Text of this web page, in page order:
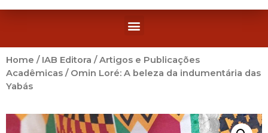
Home / IAB Editora /Artigos e Publicações
Acadêmicas / Omin Loré: A beleza da indumentária das
Yabás